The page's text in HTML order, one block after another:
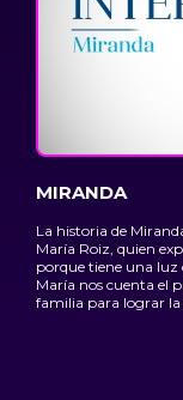
MIRANDA
La historia de
María Roiz, quien
porque tiene una luz
María nos cuenta el
familia para lograr la